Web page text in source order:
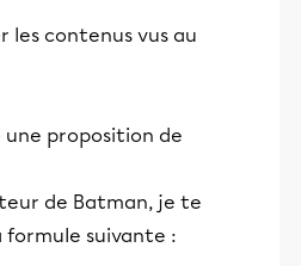
les contenus vus au
proposition de
de Batman, je te
formule suivante :